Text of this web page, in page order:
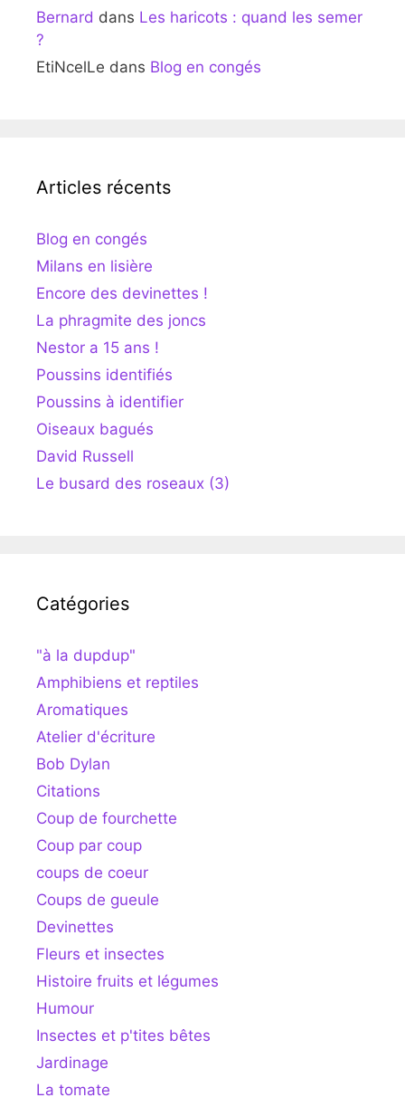
Bernard dans Les haricots : quand les semer
?
EtiNcelLe dans Blog en congés
Articles récents
Blog en congés
Milans en lisière
Encore des devinettes !
La phragmite des joncs
Nestor a 15 ans !
Poussins identifiés
Poussins à identifier
Oiseaux bagués
David Russell
Le busard des roseaux (3)
Catégories
"à la dupdup"
Amphibiens et reptiles
Aromatiques
Atelier d'écriture
Bob Dylan
Citations
Coup de fourchette
Coup par coup
coups de coeur
Coups de gueule
Devinettes
Fleurs et insectes
Histoire fruits et légumes
Humour
Insectes et p'tites bêtes
Jardinage
La tomate